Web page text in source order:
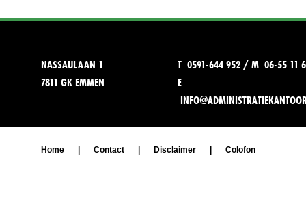
NASSAULAAN 1
7811 GK EMMEN
T 0591-644 952 / M 06-55 11
E
Home Contact Disclaimer Colofon